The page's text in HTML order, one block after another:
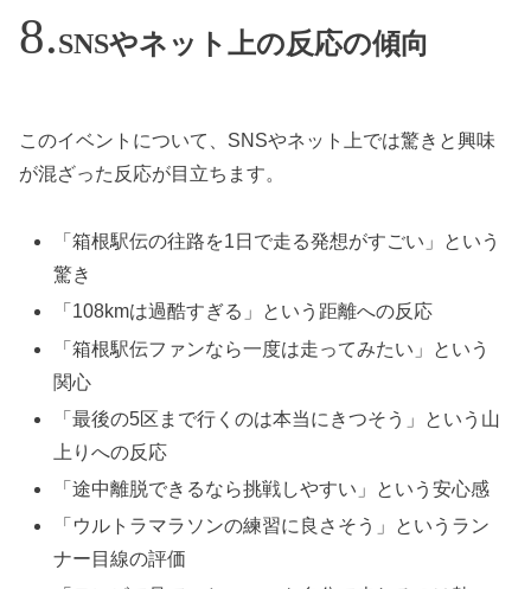
SNSやネット上の反応の傾向
このイベントについて、SNSやネット上では驚きと興味
が混ざった反応が目立ちます。
「箱根駅伝の往路を1日で走る発想がすごい」という
驚き
「108kmは過酷すぎる」という距離への反応
「箱根駅伝ファンなら一度は走ってみたい」という
関心
「最後の5区まで行くのは本当にきつそう」という山
上りへの反応
「途中離脱できるなら挑戦しやすい」という安心感
「ウルトラマラソンの練習に良さそう」というラン
ナー目線の評価